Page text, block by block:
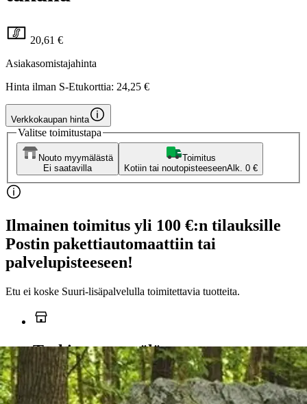
20,61 €
Asiakasomistajahinta
Hinta ilman S-Etukorttia: 24,25 €
Verkkokaupan hinta
Valitse toimitustapa
Nouto myymälästä
Ei saatavilla
Toimitus
Kotiin tai noutopisteeseenAlk. 0 €
Ilmainen toimitus yli 100 €:n tilauksille
Postin pakettiautomaattiin tai
palvelupisteeseen!
Etu ei koske Suuri‑lisäpalvelulla toimitettavia tuotteita.
Tarkista myymäläsaatavuus